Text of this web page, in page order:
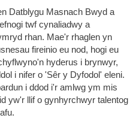
Datblygu Masnach Bwyd a
twf cynaliadwy a
rhan. Mae'r rhaglen yn
fireinio eu nod, hogi eu
hyderus i brynwyr,
i nifer o 'Sêr y Dyfodol' eleni.
i ddod i'r amlwg ym mis
yw'r llif o gynhyrchwyr talentog